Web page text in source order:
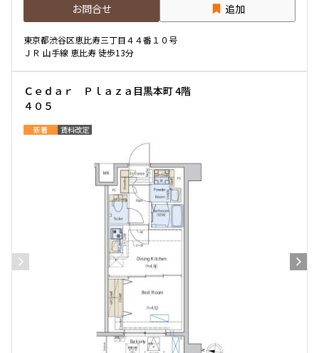
より詳細な絞り込み
建物施設やお部屋の設備、方位、階数などの絞り込みが
設定する
検索対象お部屋数
351件
お部屋を再検索
お問合せ 追加
東京都渋谷区恵比寿三丁目４４番１０号
ＪＲ 山手線 恵比寿 徒歩13分
Ｃｅｄａｒ Ｐｌａｚａ目黒本町 4階
４０５
新着 賃料改定